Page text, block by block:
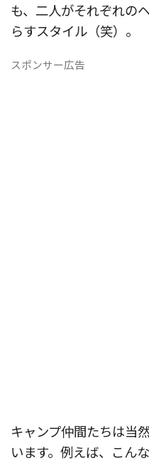
も、二人がそれぞれの
らすスタイル（笑）。
スポンサー広告
キャンプ仲間たちは当
います。例えば、こんな